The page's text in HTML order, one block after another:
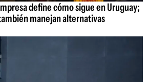
define cómo sigue en Uruguay;
manejan alternativas